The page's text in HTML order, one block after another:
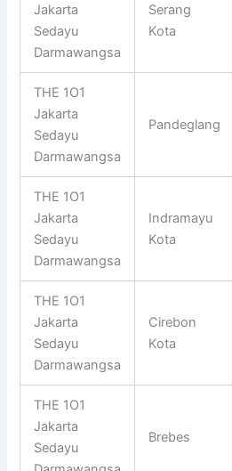
Jakarta
Sedayu
Darmawangsa
Serang
Kota
THE 1O1
Jakarta
Sedayu
Darmawangsa
Pandeglang
THE 1O1
Jakarta
Sedayu
Darmawangsa
Indramayu
Kota
THE 1O1
Jakarta
Sedayu
Darmawangsa
Cirebon
Kota
THE 1O1
Jakarta
Sedayu
Brebes